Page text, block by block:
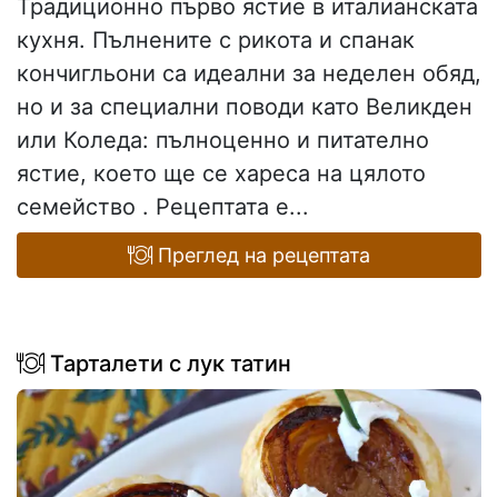
Традиционно първо ястие в италианската
кухня. Пълнените с рикота и спанак
кончигльони са идеални за неделен обяд,
но и за специални поводи като Великден
или Коледа: пълноценно и питателно
ястие, което ще се хареса на цялото
семейство . Рецептата е...
Преглед на рецептата
Тарталети с лук татин